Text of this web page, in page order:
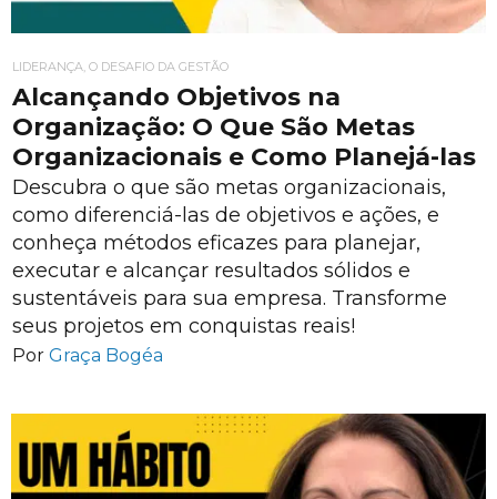
LIDERANÇA, O DESAFIO DA GESTÃO
Alcançando Objetivos na
Organização: O Que São Metas
Organizacionais e Como Planejá-las
Descubra o que são metas organizacionais,
como diferenciá-las de objetivos e ações, e
conheça métodos eficazes para planejar,
executar e alcançar resultados sólidos e
sustentáveis para sua empresa. Transforme
seus projetos em conquistas reais!
Por Graça Bogéa